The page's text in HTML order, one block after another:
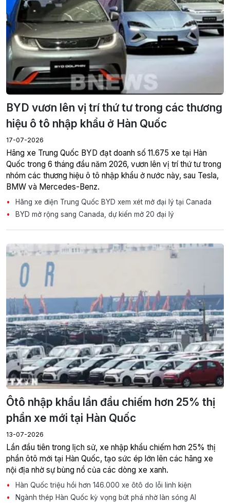
BYD vươn lên vị trí thứ tư trong các thương
hiệu ô tô nhập khẩu ở Hàn Quốc
17-07-2026
Hãng xe Trung Quốc BYD đạt doanh số 11.675 xe tại Hàn
Quốc trong 6 tháng đầu năm 2026, vươn lên vị trí thứ tư trong
nhóm các thương hiệu ô tô nhập khẩu ở nước này, sau Tesla,
BMW và Mercedes-Benz.
Hãng xe điện Trung Quốc BYD xem xét mở đại lý tại Canada
BYD mở rộng sang Canada, dự kiến mở 20 đại lý
Ôtô nhập khẩu lần đầu chiếm hơn 25% thị
phần xe mới tại Hàn Quốc
13-07-2026
Lần đầu tiên trong lịch sử, xe nhập khẩu chiếm hơn 25% thị
phần ôtô mới tại Hàn Quốc, tạo sức ép lớn lên các hãng xe
nội địa nhờ sự bùng nổ của các dòng xe xanh.
Hàn Quốc triệu hồi hơn 146.000 xe ôtô do lỗi linh kiện
Ngành thép Hàn Quốc kỳ vọng bứt phá nhờ làn sóng AI